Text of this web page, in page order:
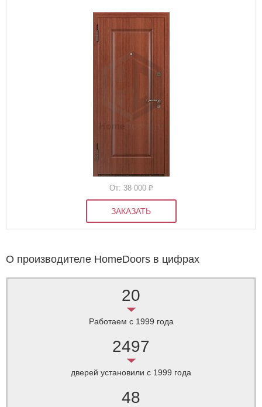
От: 38 000 ₽
ЗАКАЗАТЬ
О производителе HomeDoors в цифрах
20
Работаем с 1999 года
2497
дверей установили c 1999 года
48